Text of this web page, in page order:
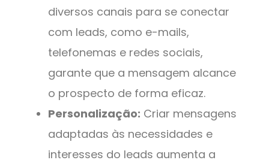
diversos canais para se conectar
com leads, como e-mails,
telefonemas e redes sociais,
garante que a mensagem alcance
o prospecto de forma eficaz.
Personalização: Criar mensagens
adaptadas às necessidades e
interesses do leads aumenta a